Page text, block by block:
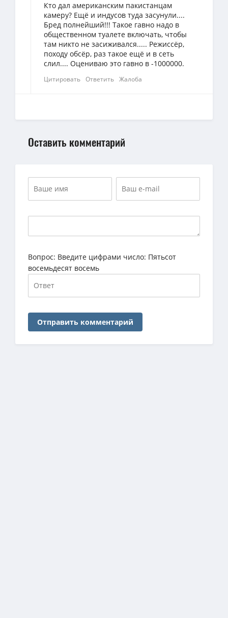
Кто дал американским пакистанцам
камеру? Ещё и индусов туда засунули....
Бред полнейший!!! Такое гавно надо в
общественном туалете включать, чтобы
там никто не засиживался..... Режиссёр,
походу обсёр, раз такое ещё и в сеть
слил.... Оцениваю это гавно в -1000000.
Цитировать Ответить Жалоба
Оставить комментарий
Вопрос: Введите цифрами число: Пятьсот
восемьдесят восемь
Отправить комментарий